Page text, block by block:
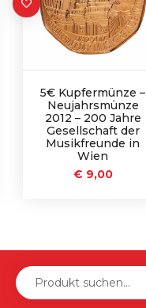
5€ Kupfermünze –
Neujahrsmünze
2012 – 200 Jahre
Gesellschaft der
Musikfreunde in
Wien
€ 9,00